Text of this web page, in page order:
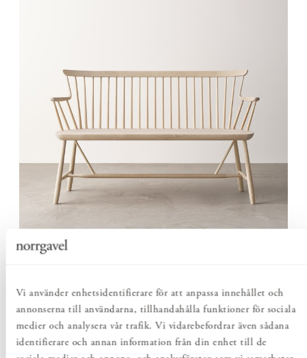
Vi använder enhetsidentifierare för att anpassa innehållet och
annonserna till användarna, tillhandahålla funktioner för sociala
medier och analysera vår trafik. Vi vidarebefordrar även sådana
identifierare och annan information från din enhet till de
Pinnsoffan skapar en naturlig samlingsplats kring bordet. Med
sin rygg och sina armstöd ger den rummet riktning och
närvaro, samtidigt som den lämnar ett lätt och öppet intryck.